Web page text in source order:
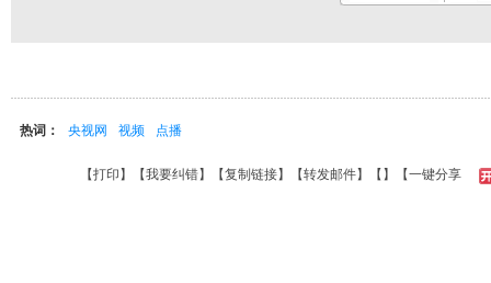
热词： 央视网 视频 点播
【打印 】【我要纠错】【复制链接】【转发邮件】【 】 【一键分享